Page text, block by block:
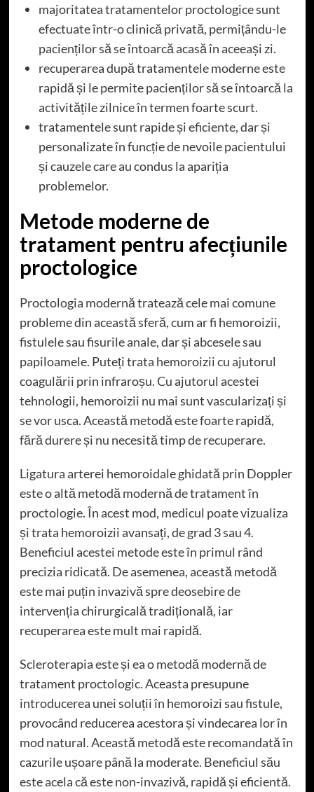
majoritatea tratamentelor proctologice sunt
efectuate într-o clinică privată, permițându-le
pacienților să se întoarcă acasă în aceeași zi.
recuperarea după tratamentele moderne este
rapidă și le permite pacienților să se întoarcă la
activitățile zilnice în termen foarte scurt.
tratamentele sunt rapide și eficiente, dar și
personalizate în funcție de nevoile pacientului
și cauzele care au condus la apariția
problemelor.
Metode moderne de
tratament pentru afecțiunile
proctologice
Proctologia modernă tratează cele mai comune
probleme din această sferă, cum ar fi hemoroizii,
fistulele sau fisurile anale, dar și abcesele sau
papiloamele. Puteți trata hemoroizii cu ajutorul
coagulării prin infraroșu. Cu ajutorul acestei
tehnologii, hemoroizii nu mai sunt vascularizați și
se vor usca. Această metodă este foarte rapidă,
fără durere și nu necesită timp de recuperare.
Ligatura arterei hemoroidale ghidată prin Doppler
este o altă metodă modernă de tratament în
proctologie. În acest mod, medicul poate vizualiza
și trata hemoroizii avansați, de grad 3 sau 4.
Beneficiul acestei metode este în primul rând
precizia ridicată. De asemenea, această metodă
este mai puțin invazivă spre deosebire de
intervenția chirurgicală tradițională, iar
recuperarea este mult mai rapidă.
Scleroterapia este și ea o metodă modernă de
tratament proctologic. Aceasta presupune
introducerea unei soluții în hemoroizi sau fistule,
provocând reducerea acestora și vindecarea lor în
mod natural. Această metodă este recomandată în
cazurile ușoare până la moderate. Beneficiul său
este acela că este non-invazivă, rapidă și eficientă.